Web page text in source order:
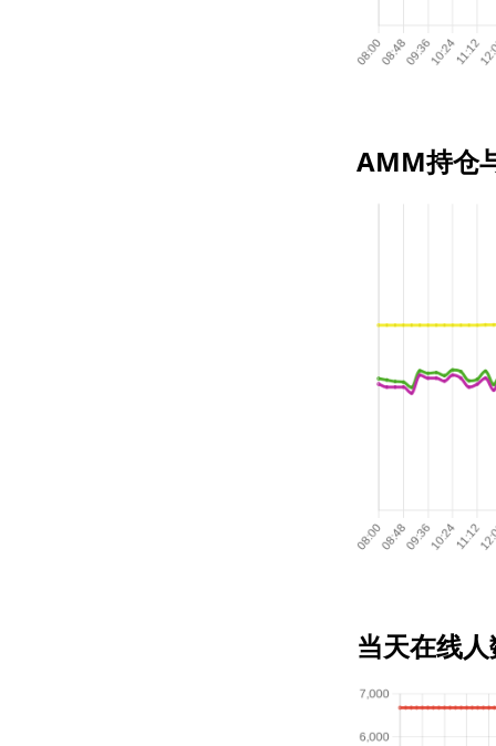
AMM持仓
当天在线